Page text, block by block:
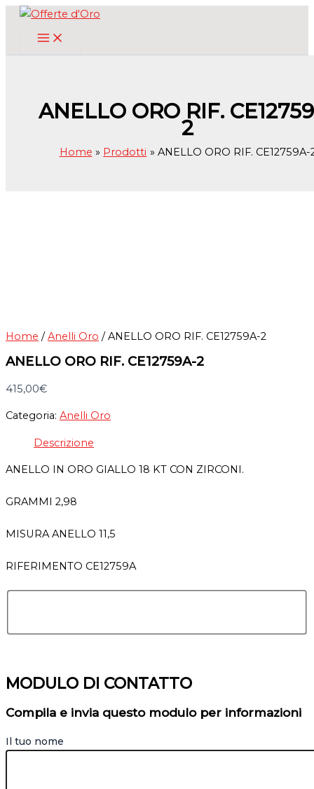
ANELLO ORO RIF.
2
Home Prodotti ANELLO ORO RIF. CE12759A-
Home /Anelli Oro / ANELLO ORO RIF. CE12759A-2
ANELLO ORO RIF. CE12759A-2
415,00€
Categoria: Anelli Oro
Descrizione
ANELLO IN ORO GIALLO 18 KT CON ZIRCONI.
GRAMMI 2,98
MISURA ANELLO 11,5
RIFERIMENTO CE12759A
MODULO DI CONTATTO
Compila e invia questo modulo per informazioni
Il tuo nome